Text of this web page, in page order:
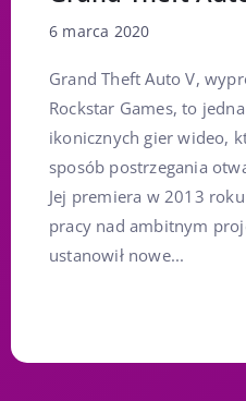
6 marca 2020
Grand Theft Auto V,
Rockstar Games, to
ikonicznych gier wideo,
sposób postrzegania
Jej premiera w 2013
pracy nad ambitnym
ustanowił nowe...